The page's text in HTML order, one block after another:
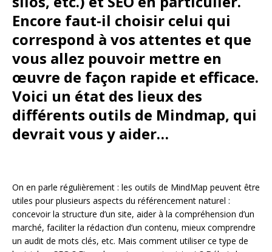
Encore faut-il choisir celui qui
correspond à vos attentes et que
vous allez pouvoir mettre en
œuvre de façon rapide et efficace.
Voici un état des lieux des
différents outils de Mindmap, qui
devrait vous y aider…
On en parle régulièrement : les outils de MindMap peuvent être
utiles pour plusieurs aspects du référencement naturel :
concevoir la structure d’un site, aider à la compréhension d’un
marché, faciliter la rédaction d’un contenu, mieux comprendre
un audit de mots clés, etc. Mais comment utiliser ce type de